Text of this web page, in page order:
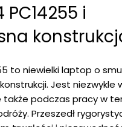
PC14255 i
to niewielki laptop o
Jest niezwykle
także podczas pracy w
Przeszedł